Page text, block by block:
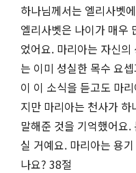
하나님께서는 엘리사벳
엘리사벳은 나이가 매우
었어요. 마리아는 자신
는 이미 성실한 목수 요
이 이 소식을 듣고도 마
지만 마리아는 천사가
말해준 것을 기억했어요
실 거예요. 마리아는 용
나요? 38절